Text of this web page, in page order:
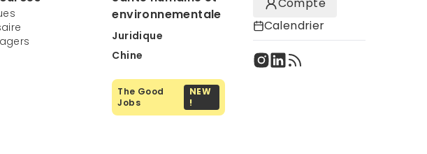
environnementale
Juridique
Chine
The Good
Jobs
NEW
!
Calendrier